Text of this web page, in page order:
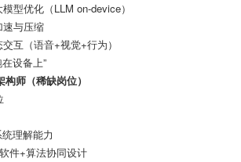
型优化（LLM on-device）
与压缩
互（语音+视觉+行为）
设备上”
师（稀缺岗位）
理解能力
软件+算法协同设计